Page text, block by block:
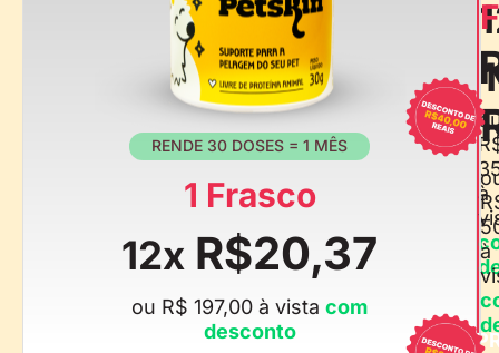
RENDE 30 DOSES = 1 MÊS
1 Frasco
12x R$20,37
ou R$ 197,00 à vista com
desconto
à
à